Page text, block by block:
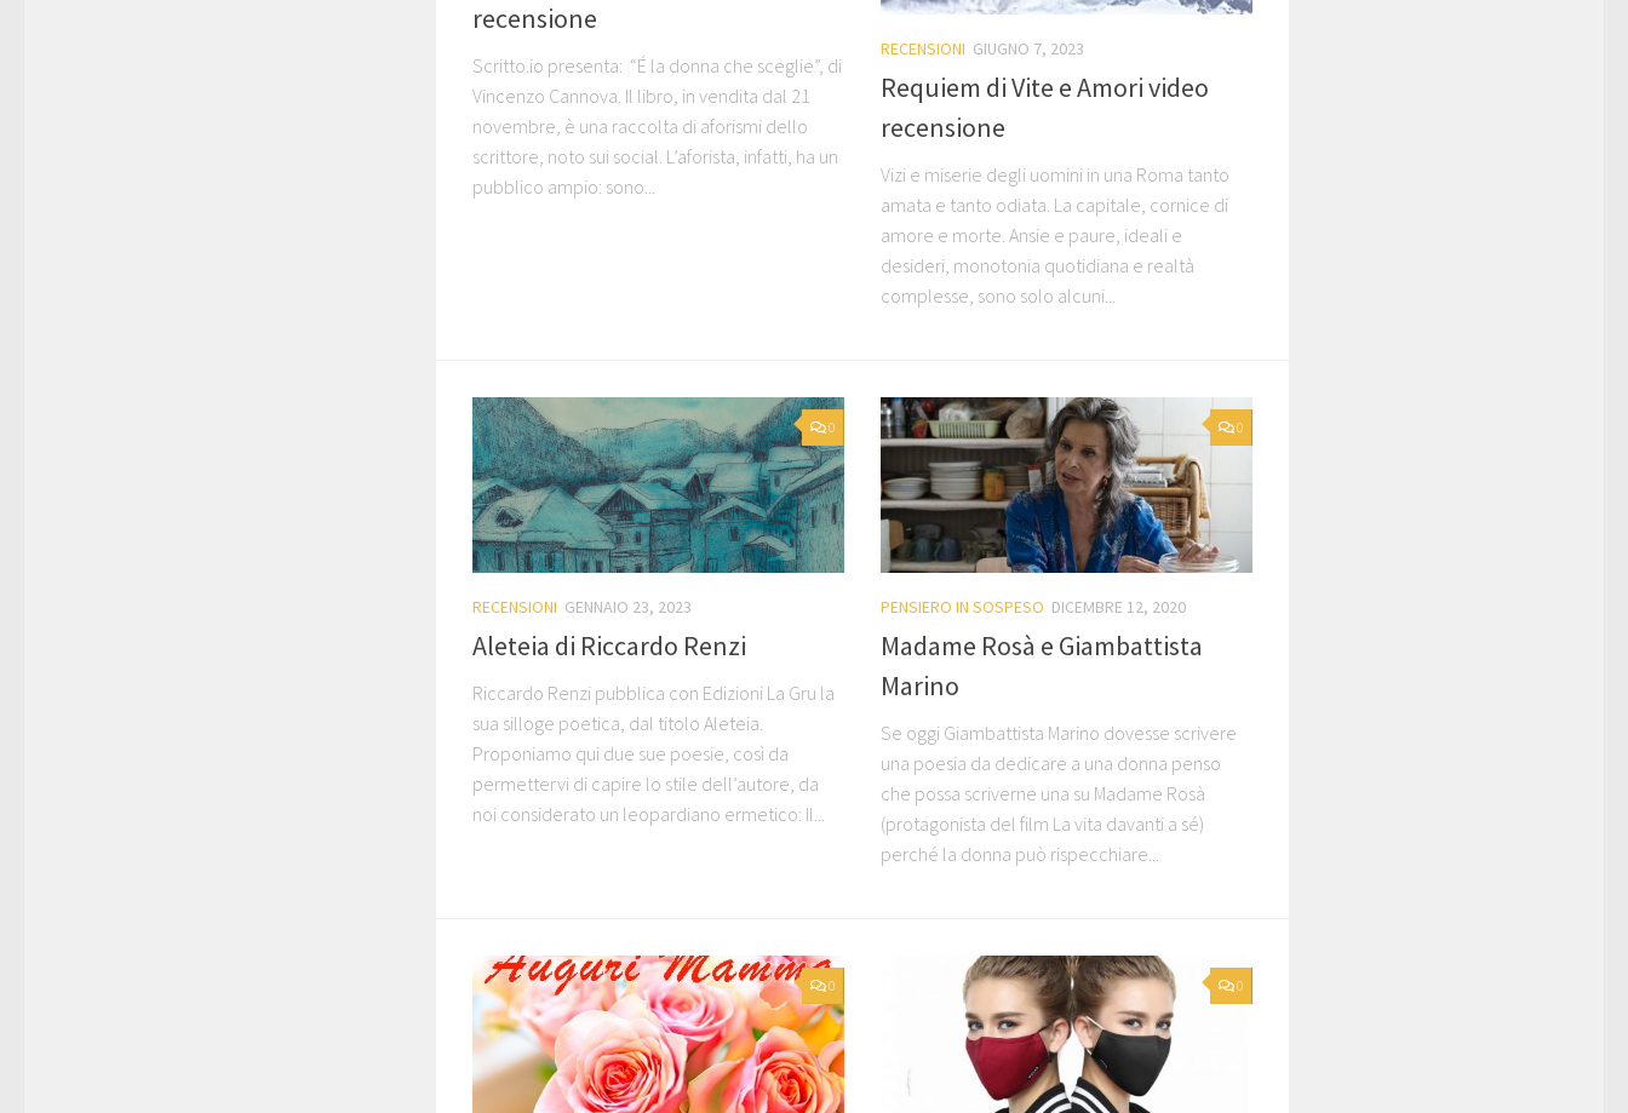
recensione
Scritto.io presenta: “É la donna che sceglie”, di
Vincenzo Cannova. Il libro, in vendita dal 21
novembre, è una raccolta di aforismi dello
scrittore, noto sui social. L’aforista, infatti, ha un
pubblico ampio: sono...
RECENSIONI GIUGNO 7, 2023
Requiem di Vite e Amori video
recensione
Vizi e miserie degli uomini in una Roma tanto
amata e tanto odiata. La capitale, cornice di
amore e morte. Ansie e paure, ideali e
desideri, monotonia quotidiana e realtà
complesse, sono solo alcuni...
0
RECENSIONI GENNAIO 23, 2023
Aleteia di Riccardo Renzi
Riccardo Renzi pubblica con Edizioni La Gru la
sua silloge poetica, dal titolo Aleteia.
Proponiamo qui due sue poesie, così da
permettervi di capire lo stile dell’autore, da
noi considerato un leopardiano ermetico: Il...
0
PENSIERO IN SOSPESO DICEMBRE 12, 2020
Madame Rosà e Giambattista
Marino
Se oggi Giambattista Marino dovesse scrivere
una poesia da dedicare a una donna penso
che possa scriverne una su Madame Rosà
(protagonista del film La vita davanti a sé)
perché la donna può rispecchiare...
0 0